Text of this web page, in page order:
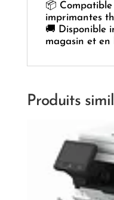
📦
imprimantes
🚚 Disponible
magasin et en
Produits